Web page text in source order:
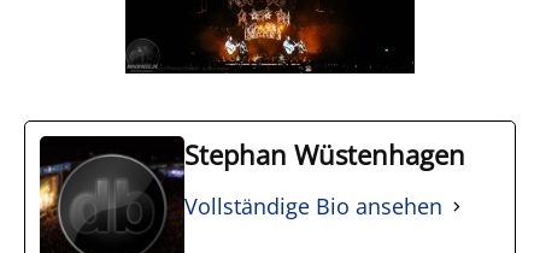
Stephan Wüstenhagen
Vollständige Bio ansehen